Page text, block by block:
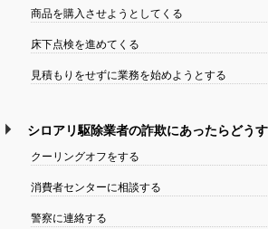
商品を購入させようとしてくる
床下点検を進めてくる
見積もりをせずに業務を始めようとする
シロアリ駆除業者の詐欺にあったらどう
クーリングオフをする
消費者センターに相談する
警察に連絡する